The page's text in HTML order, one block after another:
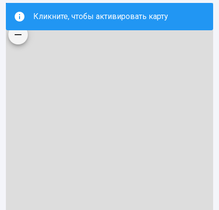
Кликните, чтобы активировать карту